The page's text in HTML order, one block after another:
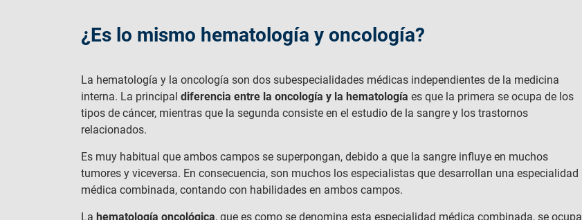
¿Es lo mismo hematología y oncología?
La hematología y la oncología son dos subespecialidades médicas independientes de la medicina
interna. La principal diferencia entre la oncología y la hematología es que la primera se ocupa de los
tipos de cáncer, mientras que la segunda consiste en el estudio de la sangre y los trastornos
relacionados.
Es muy habitual que ambos campos se superpongan, debido a que la sangre influye en muchos
tumores y viceversa. En consecuencia, son muchos los especialistas que desarrollan una especialidad
médica combinada, contando con habilidades en ambos campos.
La hematología oncológica, que es como se denomina esta especialidad médica combinada, se ocupa